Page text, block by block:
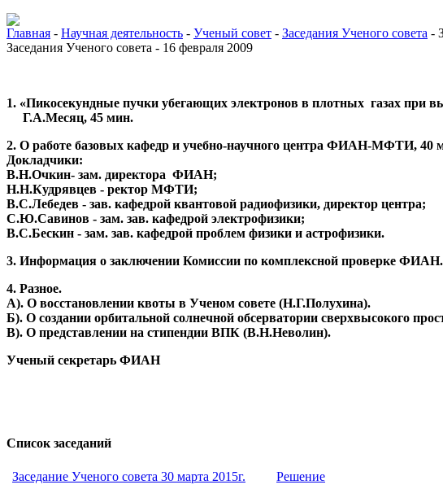
Главная - Научная деятельность - Ученый совет - Заседания Ученого совета -
Заседания Ученого совета - 16 февраля 2009
1. «Пикосекундные пучки убегающих электронов в плотных газах при
Г.А.Месяц, 45 мин.
2. О работе базовых кафедр и учебно-научного центра ФИАН-МФТИ, 40
Докладчики:
В.Н.Очкин- зам. директора ФИАН;
Н.Н.Кудрявцев - ректор МФТИ;
В.С.Лебедев - зав. кафедрой квантовой радиофизики, директор центра;
С.Ю.Савинов - зам. зав. кафедрой электрофизики;
В.С.Бескин - зам. зав. кафедрой проблем физики и астрофизики.
3. Информация о заключении Комиссии по комплексной проверке ФИАН.
4. Разное.
А). О восстановлении квоты в Ученом совете (Н.Г.Полухина).
Б). О создании орбитальной солнечной обсерватории сверхвысокого
В). О представлении на стипендии ВПК (В.Н.Неволин).
Ученый секретарь ФИАН
Список заседаний
Заседание Ученого совета 30 марта 2015г.
Решение